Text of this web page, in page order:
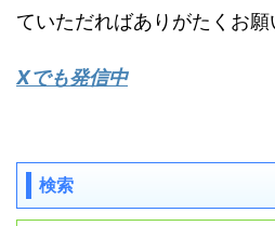
ていただればありがたくお願
Xでも発信中
検索